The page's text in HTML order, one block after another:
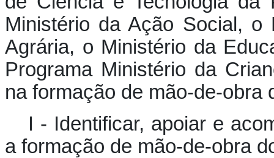
Ministério da Ação Social, o
Agrária, o Ministério da
Programa Ministério da
na formação de mão-de-obra
I - Identificar, apoiar e
a formação de mão-de-obra